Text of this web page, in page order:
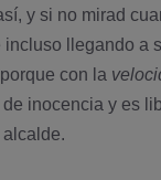
y si no mirad
llegando a
con la
inocencia y es